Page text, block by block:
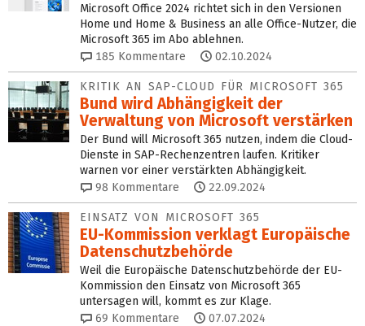
Microsoft Office 2024 richtet sich in den Versionen
Home und Home & Business an alle Office-Nutzer, die
Microsoft 365 im Abo ablehnen.
185 Kommentare 02.10.2024
KRITIK AN SAP-CLOUD FÜR MICROSOFT 365
Bund wird Abhängigkeit der
Verwaltung von Microsoft verstärken
Der Bund will Microsoft 365 nutzen, indem die Cloud-
Dienste in SAP-Rechenzentren laufen. Kritiker
warnen vor einer verstärkten Abhängigkeit.
98 Kommentare 22.09.2024
EINSATZ VON MICROSOFT 365
EU-Kommission verklagt Europäische
Datenschutzbehörde
Weil die Europäische Datenschutzbehörde der EU-
Kommission den Einsatz von Microsoft 365
untersagen will, kommt es zur Klage.
69 Kommentare 07.07.2024